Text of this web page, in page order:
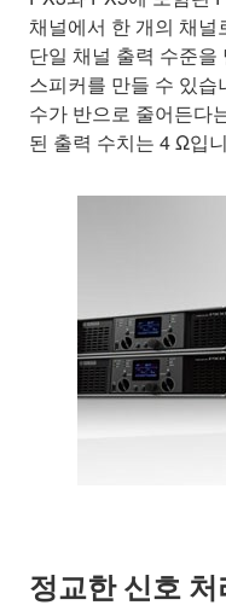
채널에서 한 개의 채널
단일 채널 출력 수준
스피커를 만들 수 있습
수가 반으로 줄어든다
된 출력 수치는 4 Ω입
정교한 신호 처